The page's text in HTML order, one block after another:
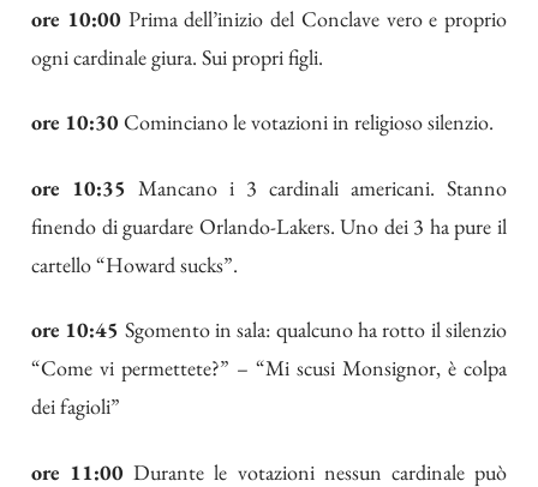
ore 10:00 Prima dell’inizio del Conclave vero e proprio
ogni cardinale giura. Sui propri figli.
ore 10:30 Cominciano le votazioni in religioso silenzio.
ore 10:35 Mancano i 3 cardinali americani. Stanno
finendo di guardare Orlando-Lakers. Uno dei 3 ha pure il
cartello “Howard sucks”.
ore 10:45 Sgomento in sala: qualcuno ha rotto il silenzio
“Come vi permettete?” – “Mi scusi Monsignor, è colpa
dei fagioli”
ore 11:00 Durante le votazioni nessun cardinale può